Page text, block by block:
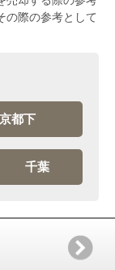
の際の参考として
都下
千葉